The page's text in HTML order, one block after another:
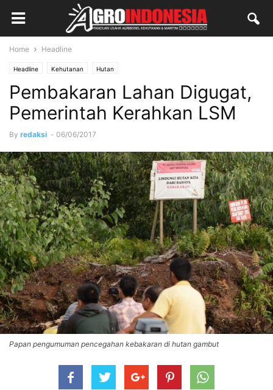
Home Headline
Headline Kehutanan Hutan
Pembakaran Lahan Digugat,
Pemerintah Kerahkan LSM
By redaksi - 06/06/2017
Papan pengumuman pencegahan kebakaran di hutan gambut